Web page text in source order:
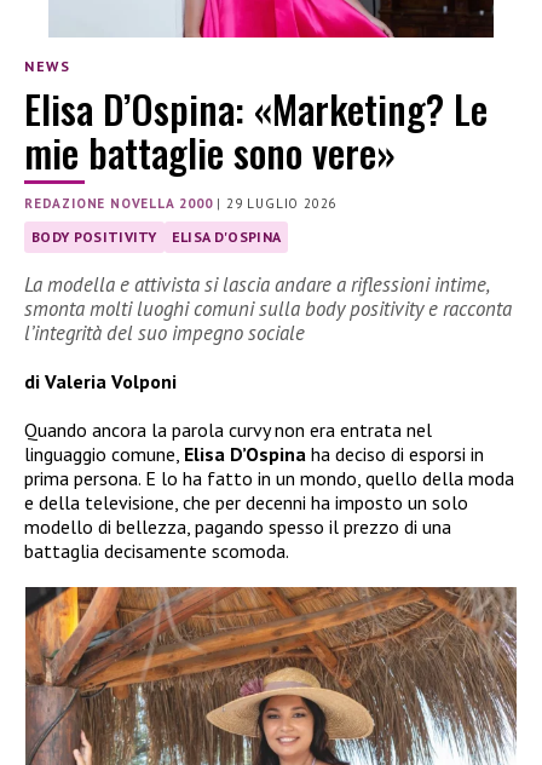
NEWS
Elisa D’Ospina: «Marketing? Le
mie battaglie sono vere»
REDAZIONE NOVELLA 2000| 29 LUGLIO 2026
BODY POSITIVITY ELISA D'OSPINA
La modella e attivista si lascia andare a riflessioni intime,
smonta molti luoghi comuni sulla body positivity e racconta
l’integrità del suo impegno sociale
di Valeria Volponi
Quando ancora la parola curvy non era entrata nel
linguaggio comune, Elisa D’Ospina ha deciso di esporsi in
prima persona. E lo ha fatto in un mondo, quello della moda
e della televisione, che per decenni ha imposto un solo
modello di bellezza, pagando spesso il prezzo di una
battaglia decisamente scomoda.